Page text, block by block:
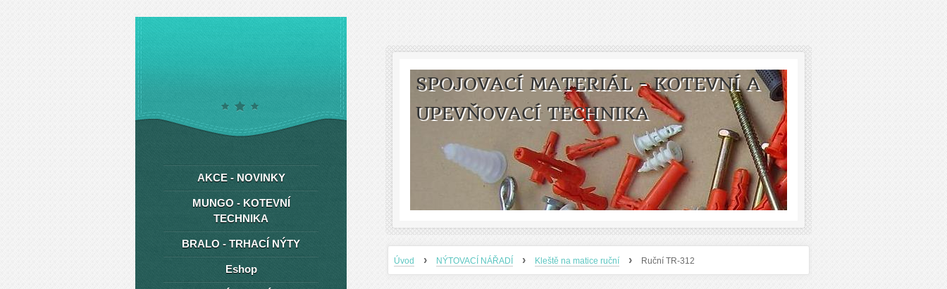
SPOJOVACÍ MATERIÁL - KOTEVNÍ A
UPEVŇOVACÍ TECHNIKA
Úvod › NÝTOVACÍ NÁŘADÍ › Kleště na matice ruční › Ruční TR-312
AKCE - NOVINKY
MUNGO - KOTEVNÍ
TECHNIKA
BRALO - TRHACÍ NÝTY
Eshop